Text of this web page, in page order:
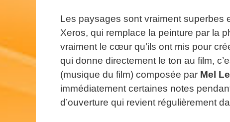
Les paysages sont vraiment superbes
Xeros, qui remplace la peinture par la
vraiment le cœur qu’ils ont mis pour
qui donne directement le ton au film,
(musique du film) composée par Mel
immédiatement certaines notes
d’ouverture qui revient régulièrement